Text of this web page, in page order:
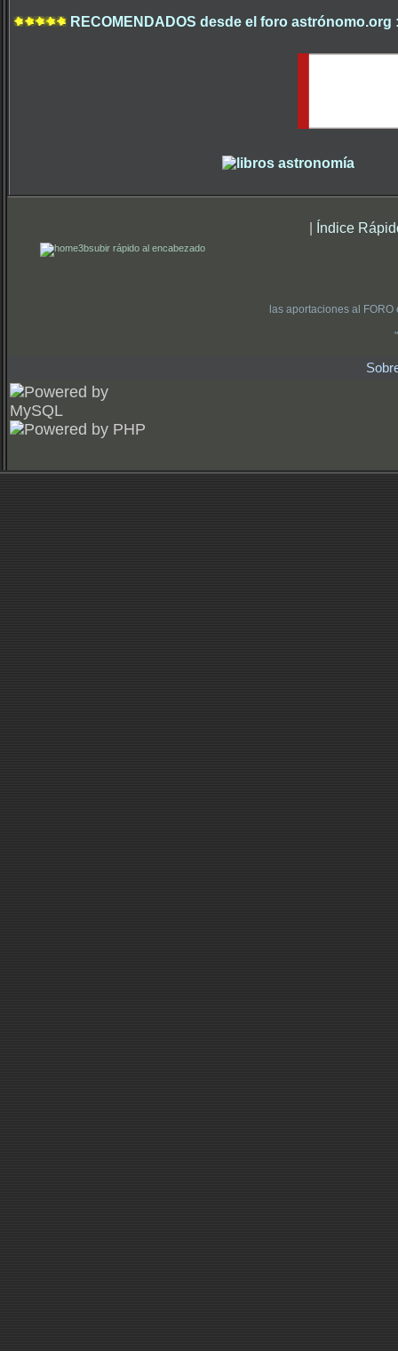
RECOMENDADOS desde el foro astrónomo.org
| Índice
subir rápido al encabezado
las aportaciones al